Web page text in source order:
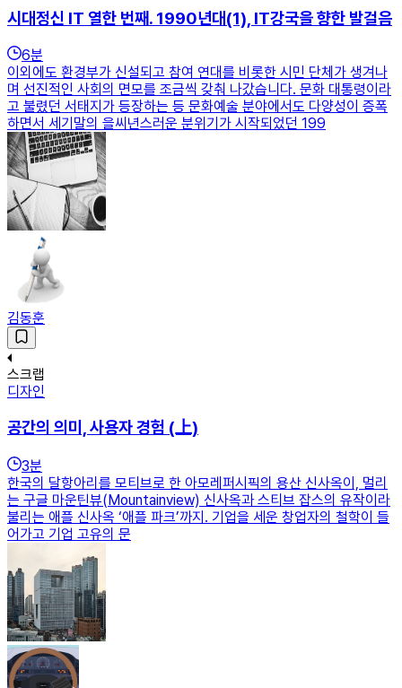
시대정신 IT 열한 번째. 1990년대(1), IT강국을 향한 발걸음
6분
이외에도 환경부가 신설되고 참여 연대를 비롯한 시민 단체가 생겨나
며 선진적인 사회의 면모를 조금씩 갖춰 나갔습니다. 문화 대통령이라
고 불렸던 서태지가 등장하는 등 문화예술 분야에서도 다양성이 증폭
하면서 세기말의 을씨년스러운 분위기가 시작되었던 199
김동훈
스크랩
디자인
공간의 의미, 사용자 경험 (上)
3분
한국의 달항아리를 모티브로 한 아모레퍼시픽의 용산 신사옥이, 멀리
는 구글 마운틴뷰(Mountainview) 신사옥과 스티브 잡스의 유작이라
불리는 애플 신사옥 ‘애플 파크’까지. 기업을 세운 창업자의 철학이 들
어가고 기업 고유의 문